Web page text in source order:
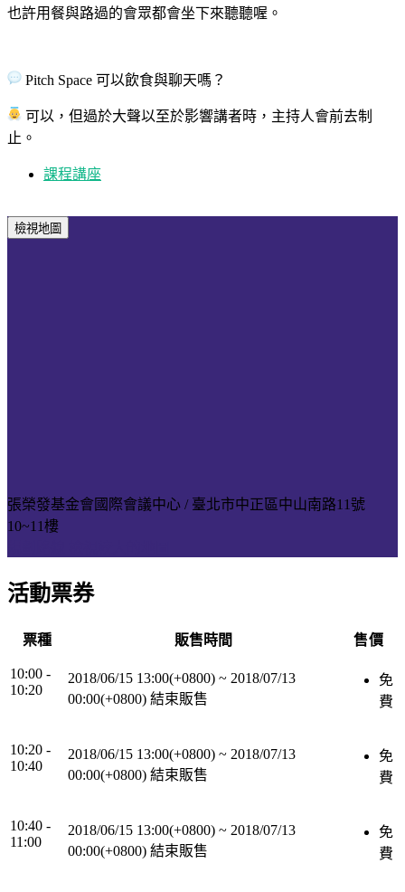
也許用餐與路過的會眾都會坐下來聽聽喔。
​​​​​​​Pitch Space 可以飲食與聊天嗎？
​​​​​​​可以，但過於大聲以至於影響講者時，主持人會前去制
止。
課程講座
檢視地圖
張榮發基金會國際會議中心 / 臺北市中正區中山南路11號
10~11樓
活動票券
票種 販售時間 售價
10:00 -
10:20
2018/06/15 13:00(+0800) ~ 2018/07/13
00:00(+0800) 結束販售
免
費
10:20 -
10:40
2018/06/15 13:00(+0800) ~ 2018/07/13
00:00(+0800) 結束販售
免
費
10:40 -
11:00
2018/06/15 13:00(+0800) ~ 2018/07/13
00:00(+0800) 結束販售
免
費